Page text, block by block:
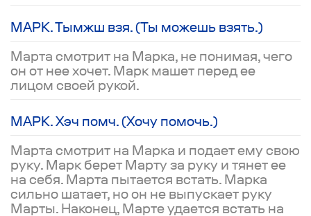
МАРК. Тымжш взя. (Ты можешь взять.)
Марта смотрит на Марка, не понимая, чего
он от нее хочет. Марк машет перед ее
лицом своей рукой.
МАРК. Хэч помч. (Хочу помочь.)
Марта смотрит на Марка и подает ему свою
руку. Марк берет Марту за руку и тянет ее
на себя. Марта пытается встать. Марка
сильно шатает, но он не выпускает руку
Марты. Наконец, Марте удается встать на